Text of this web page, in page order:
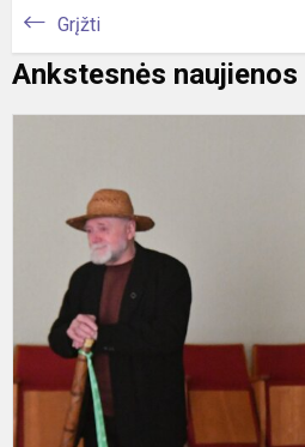
Grįžti
Ankstesnės naujienos